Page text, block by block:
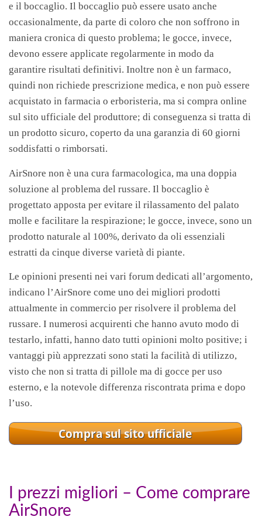
e il boccaglio. Il boccaglio può essere usato anche
occasionalmente, da parte di coloro che non soffrono in
maniera cronica di questo problema; le gocce, invece,
devono essere applicate regolarmente in modo da
garantire risultati definitivi. Inoltre non è un farmaco,
quindi non richiede prescrizione medica, e non può essere
acquistato in farmacia o erboristeria, ma si compra online
sul sito ufficiale del produttore; di conseguenza si tratta di
un prodotto sicuro, coperto da una garanzia di 60 giorni
soddisfatti o rimborsati.
AirSnore non è una cura farmacologica, ma una doppia
soluzione al problema del russare. Il boccaglio è
progettato apposta per evitare il rilassamento del palato
molle e facilitare la respirazione; le gocce, invece, sono un
prodotto naturale al 100%, derivato da oli essenziali
estratti da cinque diverse varietà di piante.
Le opinioni presenti nei vari forum dedicati all’argomento,
indicano l’AirSnore come uno dei migliori prodotti
attualmente in commercio per risolvere il problema del
russare. I numerosi acquirenti che hanno avuto modo di
testarlo, infatti, hanno dato tutti opinioni molto positive; i
vantaggi più apprezzati sono stati la facilità di utilizzo,
visto che non si tratta di pillole ma di gocce per uso
esterno, e la notevole differenza riscontrata prima e dopo
l’uso.
I prezzi migliori – Come comprare
AirSnore